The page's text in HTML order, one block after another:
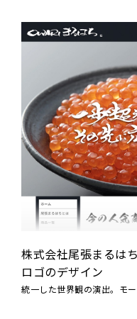
株式会社尾張まるは
ロゴのデザイン
統一した世界観の演出。モ